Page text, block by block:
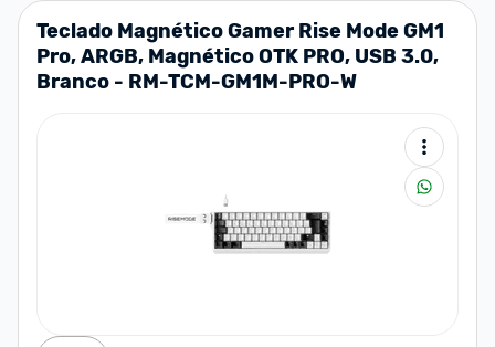
Teclado Magnético Gamer Rise Mode GM1
Pro, ARGB, Magnético OTK PRO, USB 3.0,
Branco - RM-TCM-GM1M-PRO-W